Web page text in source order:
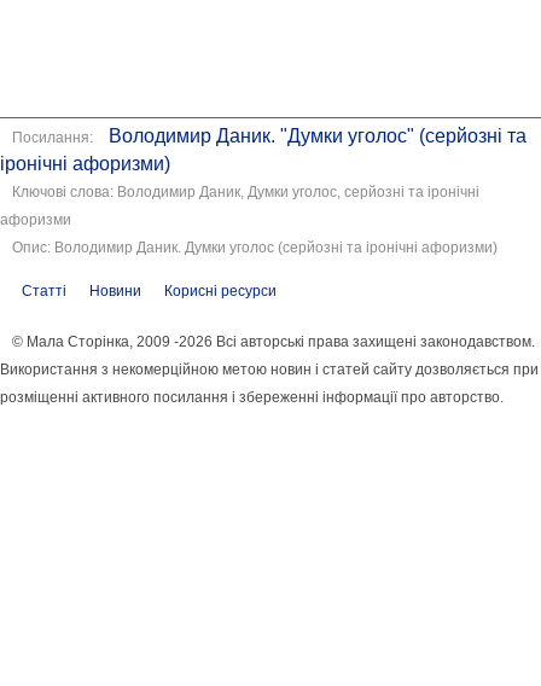
Посилання:
Володимир Даник. "Думки уголос" (серйозні та
іронічні афоризми)
Ключові слова: Володимир Даник, Думки уголос, серйозні та іронічні
афоризми
Опис: Володимир Даник. Думки уголос (серйозні та іронічні афоризми)
Статті Новини Корисні ресурси
© Мала Сторінка, 2009 -2026 Всі авторські права захищені законодавством.
Використання з некомерційною метою новин і статей сайту дозволяється при
розміщенні активного посилання і збереженні інформації про авторство.